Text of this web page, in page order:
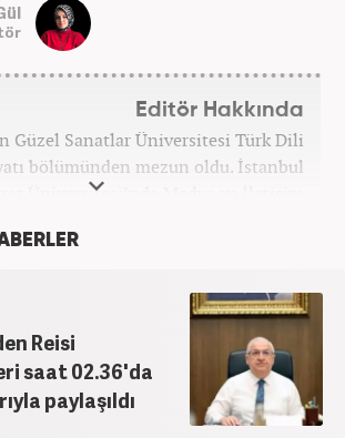
Editör Hakkında
Güzel Sanatlar Üniversitesi Türk Dili
bölümünden mezun oldu. İstanbul
Üniversitesi’nde Medya ve İletişim
başladı. 10 yıl gündem ve dış
Radyo, Sinema ve Televizyon
doktora öğrenimi görmektedir. Ocak
bu yana Haber7.com'da ‘Dış Haberler
Editörü’ olarak görev yapmaktadır.
Reisi
saat 02.36'da
paylaşıldı